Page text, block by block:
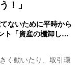
！」
ないために平時から
ト「資産の棚卸し…
く動いたり、取引環